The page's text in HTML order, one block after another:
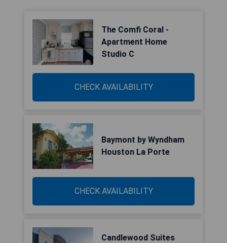
The Comfi Coral -
Apartment Home
Studio C
CHECK AVAILABILITY
Baymont by Wyndham
Houston La Porte
CHECK AVAILABILITY
Candlewood Suites